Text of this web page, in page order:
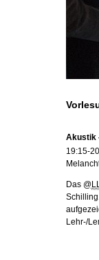
Akustik
19:15-
Das @
Lehr-/